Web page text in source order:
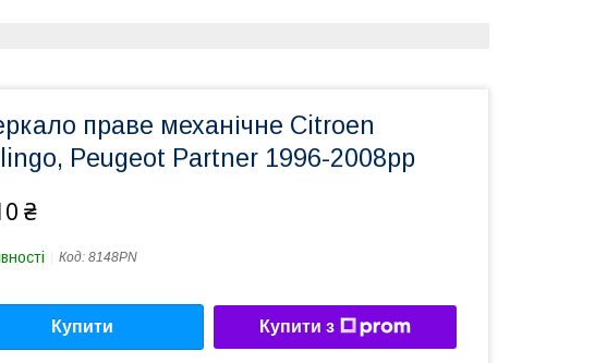
праве механічне Citroen
Peugeot Partner 1996-2008рр
₴
Код: 8148PN
Купити Купити з